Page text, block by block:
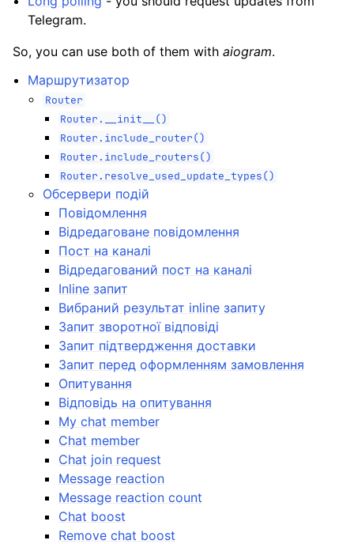
navigation of Фільтрування подій
navigation of Кінцевий автомат (FSM)
navigation of Обробники на основі класів
navigation of Утиліти
Telegram.
So, you can use both of them with aiogram.
Маршрутизатор
Router
Router.__init__()
Router.include_router()
Router.include_routers()
Router.resolve_used_update_types()
Обсервери подій
Повідомлення
Відредаговане повідомлення
Пост на каналі
Відредагований пост на каналі
Inline запит
Вибраний результат inline запиту
Запит зворотної відповіді
Запит підтвердження доставки
Запит перед оформленням замовлення
Опитування
Відповідь на опитування
My chat member
Chat member
Chat join request
Message reaction
Message reaction count
Chat boost
Remove chat boost